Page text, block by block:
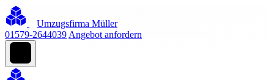
Umzugsfirma Müller
01579-2644039 Angebot anfordern